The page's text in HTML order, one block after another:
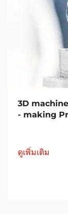
3D
- making
ดูเพิ่มเติม